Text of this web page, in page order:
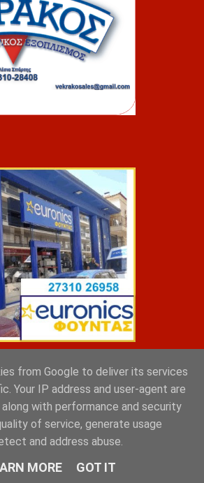
& YIOI ΣΠΑΡΤΗ
from Google to deliver its services
Your IP address and user-agent are
with performance and security
of service, generate usage
and address abuse.
MORE GOT IT